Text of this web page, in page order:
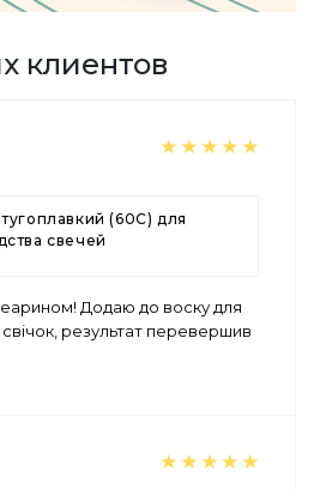
клиентов
(60С) для
свечей
Додаю до воску для
свічок, результат перевершив